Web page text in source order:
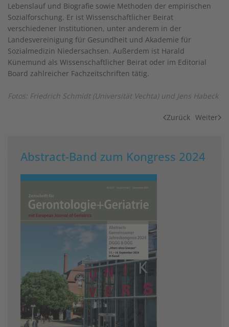
Lebenslauf und Biografie sowie Methoden der empirischen
Sozialforschung. Er ist Wissenschaftlicher Beirat
verschiedener Institutionen, unter anderem in der
Landesvereinigung für Gesundheit und Akademie für
Sozialmedizin Niedersachsen. Außerdem ist Harald
Künemund als Wissenschaftlicher Beirat oder im Editorial
Board zahlreicher Fachzeitschriften tätig.
Fotos: Friedrich Schmidt (Universität Vechta) und Jens Habeck
Zurück Weiter
Abstract-Band zum Kongress 2024